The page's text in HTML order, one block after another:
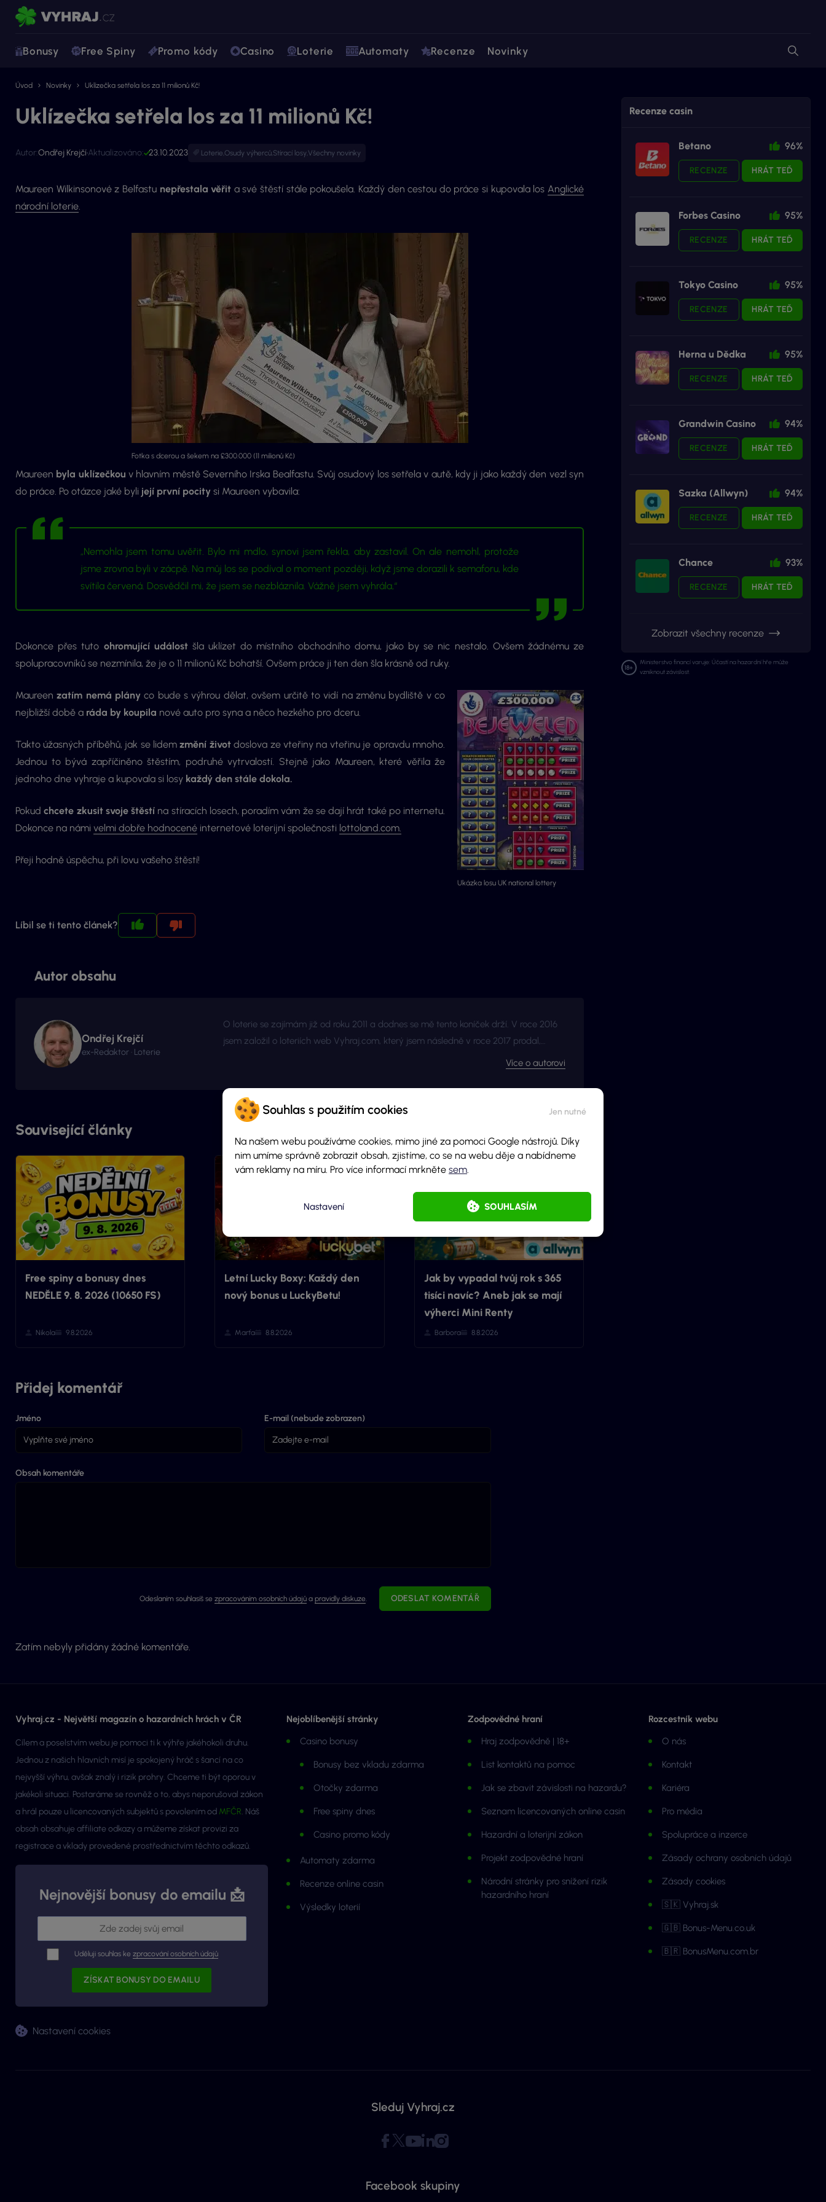
Souhlas s použitím cookies
Na našem webu používáme cookies, mimo jiné za pomoci Google nástrojů. Díky
nim umíme správně zobrazit obsah, zjistíme, co se na webu děje a nabídneme
vám reklamy na míru. Pro více informací mrkněte sem
SOUHLASÍM
Nastavení
Bonusy Free Spiny Promo kódy Casino Loterie Automaty Recenze Novinky
Úvod Novinky Uklízečka setřela los za 11 milionů Kč!
Uklízečka setřela los za 11 milionů Kč!
Autor:Ondřej KrejčíAktualizováno: 23.10.2023 Loterie,Osudy výherců,Stírací losy,Všechny novinky
Maureen Wilkinsonové z Belfastu nepřestala věřit a své štěstí stále pokoušela. Každý den cestou do práce si kupovala los Anglické
národní loterie.
Fotka s dcerou a šekem na £300.000 (11 milionů Kč)
Maureen byla uklízečkou v hlavním městě Severního Irska Bealfastu. Svůj osudový los setřela v autě, kdy ji jako každý den vezl syn
do práce. Po otázce jaké byli její první pocity si Maureen vybavila:
„Nemohla jsem tomu uvěřit. Bylo mi mdlo, synovi jsem řekla, aby zastavil. On ale nemohl, protože
jsme zrovna byli v zácpě. Na můj los se podíval o moment později, když jsme dorazili k semaforu, kde
svítila červená. Dosvědčil mi, že jsem se nezbláznila. Vážně jsem vyhrála,“
Dokonce přes tuto ohromující událostšla uklízet do místního obchodního domu, jako by se nic nestalo. Ovšem žádnému ze
spolupracovníků se nezmínila, že je o 11 milionů Kč bohatší. Ovšem práce ji ten den šla krásně od ruky.
Ukázka losu UK national lottery
Maureenzatím nemá plány co bude s výhrou dělat, ovšem určitě to vidí na změnu bydliště v co
nejbližší době a ráda by koupila nové auto pro syna a něco hezkého pro dceru.
Takto úžasných příběhů, jak se lidem změní životdoslova ze vteřiny na vteřinu je opravdu mnoho.
Jednou to bývá zapříčiněno štěstím, podruhé vytrvalostí. Stejně jako Maureen, které věřila že
jednoho dne vyhraje a kupovala si losy každý den stále dokola.
Pokudchcete zkusit svoje štěstí na stíracích losech, poradím vám že se dají hrát také po internetu.
Dokonce na námi velmi dobře hodnocené internetové loterijní společnosti lottoland.com.
Přeji hodně úspěchu, při lovu vašeho štěstí!
Líbil se ti tento článek?
Autor obsahu
Ondřej Krejčí
ex-Redaktor · Loterie
O loterie se zajímám již od roku 2011 a dodnes se mě tento koníček drží. V roce 2016
jsem založil o loteriích web Vyhraj.com, který jsem následně v roce 2017 prodal,
avšak za podmínek, že budu moci stále publikovat na téma loterií a stíracích losů.
Více o autorovi
Související články
Free spiny a bonusy dnes
NEDĚLE 9. 8. 2026 (10650 FS)
Nikola 9.8.2026
Letní Lucky Boxy: Každý den
nový bonus u LuckyBetu!
Marťa 8.8.2026
Jak by vypadal tvůj rok s 365
tisíci navíc? Aneb jak se mají
výherci Mini Renty
Barbora 8.8.2026
Přidej komentář
Jméno E-mail (nebude zobrazen)
Obsah komentáře
Odeslaním souhlasíš se zpracováním osobních údajůa pravidly diskuze. ODESLAT KOMENTÁŘ
Zatím nebyly přidány žádné komentáře.
Recenze casin
Betano 96%
RECENZE HRÁT TEĎ
Forbes Casino 95%
RECENZE HRÁT TEĎ
Tokyo Casino 95%
RECENZE HRÁT TEĎ
Herna u Dědka 95%
RECENZE HRÁT TEĎ
Grandwin Casino 94%
RECENZE HRÁT TEĎ
Sazka (Allwyn) 94%
RECENZE HRÁT TEĎ
Chance 93%
RECENZE HRÁT TEĎ
Zobrazit všechny recenze
Ministerstvo financí varuje: Účastí na hazardní hře může
vzniknout závislost.
Vyhraj.cz - Největší magazín o hazardních hrách v ČR
Cílem a poselstvím webu je pomoci ti k výhře jakéhokoli druhu.
Jednou z našich hlavních misí je spokojený hráč s šancí na co
nejvyšší výhru, avšak znalý i rizik prohry. Chceme ti být oporou v
jakékoli situaci. Postaráme se rovněž o to, abys neporušoval zákon
a hrál pouze u licencovaných subjektů s povolením od MFČR. Náš
obsah obsahuje affiliate odkazy a můžeme získat provizi za
registrace a vklady provedené prostřednictvím těchto odkazů.
Nejnovější bonusy do emailu 📩
Uděluji souhlas ke zpracování osobních údajů
Nastavení cookies
Nejoblíbenější stránky
Casino bonusy
Bonusy bez vkladu zdarma
Otočky zdarma
Free spiny dnes
Casino promo kódy
Automaty zdarma
Recenze online casin
Výsledky loterií
Zodpovědné hraní
Hraj zodpovědně | 18+
List kontaktů na pomoc
Jak se zbavit závislosti na hazardu?
Seznam licencovaných online casin
Hazardní a loterijní zákon
Projekt zodpovědné hraní
Národní stránky pro snížení rizik
hazardního hraní
Rozcestník webu
O nás
Kontakt
Kariéra
Pro média
Spolupráce a inzerce
Zásady ochrany osobních údajů
Zásady cookies
🇸🇰 Vyhraj.sk
🇬🇧 Bonus-Menu.co.uk
🇧🇷 BonusMenu.com.br
Sleduj Vyhraj.cz
Facebook skupiny